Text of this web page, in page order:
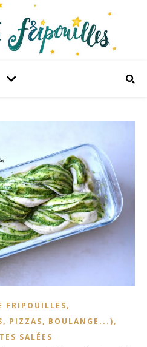
FRIPOUILLES,
PIZZAS, BOULANGE...),
SALÉES